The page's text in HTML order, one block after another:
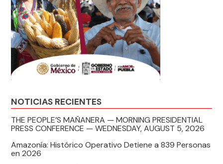
NOTICIAS RECIENTES
THE PEOPLE’S MAÑANERA — MORNING PRESIDENTIAL
PRESS CONFERENCE — WEDNESDAY, AUGUST 5, 2026
Amazonía: Histórico Operativo Detiene a 839 Personas
en 2026